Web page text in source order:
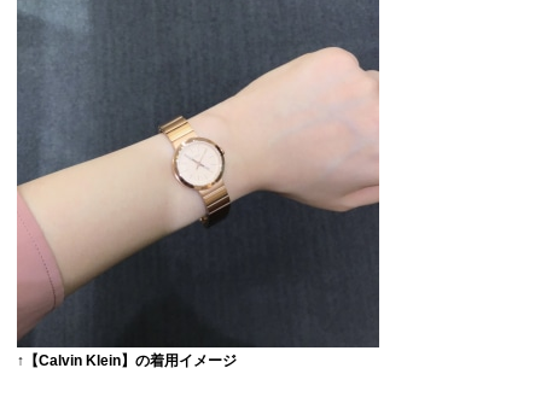
↑【Calvin Klein】の着用イメージ